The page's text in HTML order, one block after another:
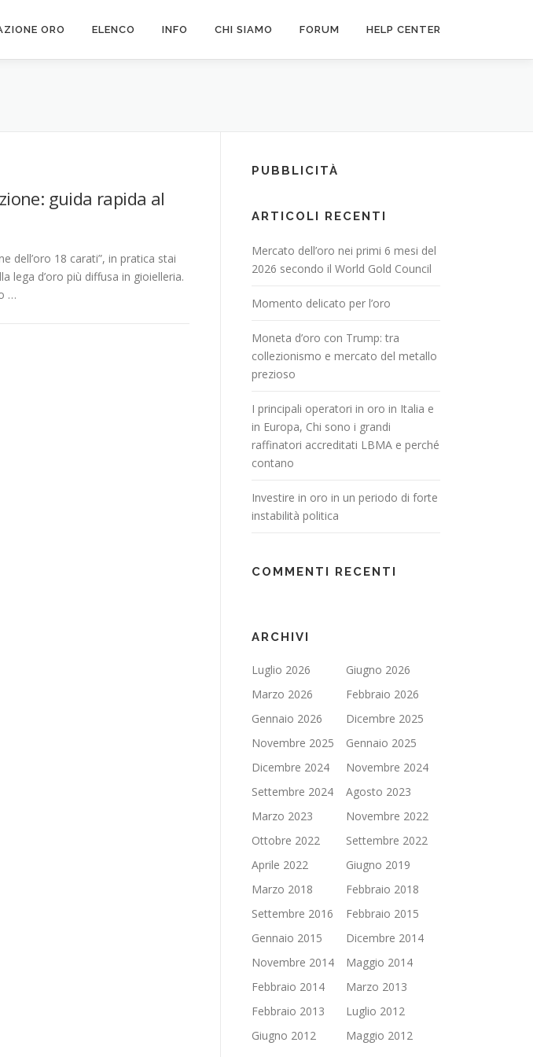
ORO ELENCO INFO CHI SIAMO FORUM HELP CENTER
guida rapida al
dell’oro 18 carati”, in pratica stai
lega d’oro più diffusa in gioielleria.
…
PUBBLICITÀ
ARTICOLI RECENTI
Mercato dell’oro nei primi 6 mesi del
2026 secondo il World Gold Council
Momento delicato per l’oro
Moneta d’oro con Trump: tra
collezionismo e mercato del metallo
prezioso
I principali operatori in oro in Italia e
in Europa, Chi sono i grandi
raffinatori accreditati LBMA e perché
contano
Investire in oro in un periodo di forte
instabilità politica
COMMENTI RECENTI
ARCHIVI
Luglio 2026
Giugno 2026
Marzo 2026
Febbraio 2026
Gennaio 2026
Dicembre 2025
Novembre 2025
Gennaio 2025
Dicembre 2024
Novembre 2024
Settembre 2024
Agosto 2023
Marzo 2023
Novembre 2022
Ottobre 2022
Settembre 2022
Aprile 2022
Giugno 2019
Marzo 2018
Febbraio 2018
Settembre 2016
Febbraio 2015
Gennaio 2015
Dicembre 2014
Novembre 2014
Maggio 2014
Febbraio 2014
Marzo 2013
Febbraio 2013
Luglio 2012
Giugno 2012
Maggio 2012